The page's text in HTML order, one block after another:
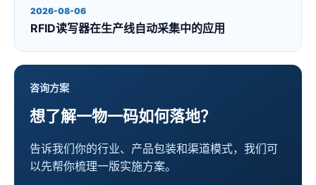
2026-08-06
RFID读写器在生产线自动采集中的应用
咨询方案
想了解一物一码如何落地？
告诉我们你的行业、产品包装和渠道模式，我们可
以先帮你梳理一版实施方案。